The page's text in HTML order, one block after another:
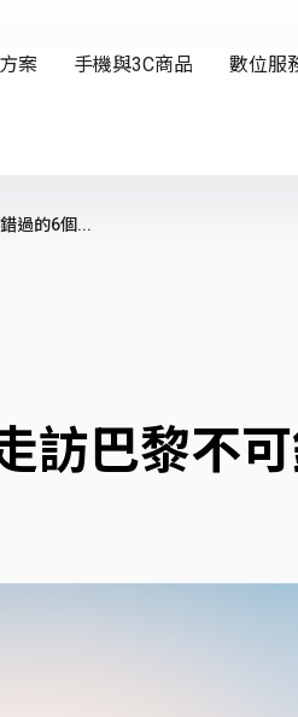
過的6個...
訪巴黎不